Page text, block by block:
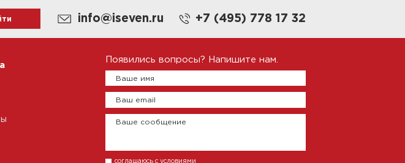
info@iseven.ru +7 (495) 778 17 32
Появились вопросы? Напишите нам.
Ваше имя
Ваш email
Ваше сообщение
соглашаюсь с условиями